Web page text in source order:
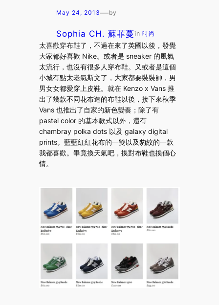
May 24, 2013—by
Sophia CH. 蘇菲蔓in時尚
太喜歡穿布鞋了，不過在來了英國以後，發覺
大家都好喜歡 Nike。或者是 sneaker 的風氣
太流行，也沒有很多人穿布鞋。又或者是這個
小城有點太老氣斯文了，大家都要裝裝帥，男
男女女都愛穿上皮鞋。就在 Kenzo x Vans 推
出了幾款不同花布造的布鞋以後，接下來秋季
Vans 也推出了自家的新色變奏；除了有
pastel color 的基本款式以外，還有
chambray polka dots 以及 galaxy digital
prints。藍藍紅紅花布的一雙以及豹紋的一款
我都喜歡。畢竟換天氣吧，換對布鞋也換個心
情。